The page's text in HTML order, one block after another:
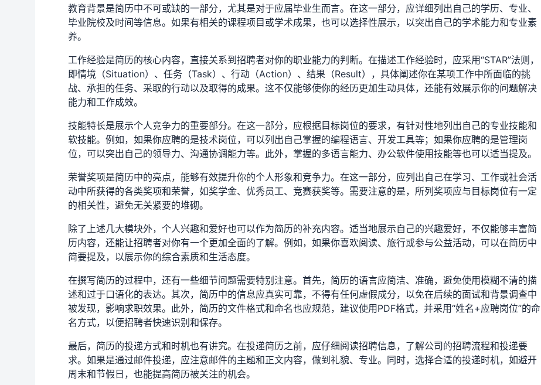
教育背景是简历中不可或缺的一部分，尤其是对于应届毕业生而言。在这一部分，应详细列出自己的学历、专业、
毕业院校及时间等信息。如果有相关的课程项目或学术成果，也可以选择性展示，以突出自己的学术能力和专业素
养。
工作经验是简历的核心内容，直接关系到招聘者对你的职业能力的判断。在描述工作经验时，应采用“STAR”法则，
即情境（Situation）、任务（Task）、行动（Action）、结果（Result），具体阐述你在某项工作中所面临的挑
战、承担的任务、采取的行动以及取得的成果。这不仅能够使你的经历更加生动具体，还能有效展示你的问题解决
能力和工作成效。
技能特长是展示个人竞争力的重要部分。在这一部分，应根据目标岗位的要求，有针对性地列出自己的专业技能和
软技能。例如，如果你应聘的是技术岗位，可以列出自己掌握的编程语言、开发工具等；如果你应聘的是管理岗
位，可以突出自己的领导力、沟通协调能力等。此外，掌握的多语言能力、办公软件使用技能等也可以适当提及。
荣誉奖项是简历中的亮点，能够有效提升你的个人形象和竞争力。在这一部分，应列出自己在学习、工作或社会活
动中所获得的各类奖项和荣誉，如奖学金、优秀员工、竞赛获奖等。需要注意的是，所列奖项应与目标岗位有一定
的相关性，避免无关紧要的堆砌。
除了上述几大模块外，个人兴趣和爱好也可以作为简历的补充内容。适当地展示自己的兴趣爱好，不仅能够丰富简
历内容，还能让招聘者对你有一个更加全面的了解。例如，如果你喜欢阅读、旅行或参与公益活动，可以在简历中
简要提及，以展示你的综合素质和生活态度。
在撰写简历的过程中，还有一些细节问题需要特别注意。首先，简历的语言应简洁、准确，避免使用模糊不清的描
述和过于口语化的表达。其次，简历中的信息应真实可靠，不得有任何虚假成分，以免在后续的面试和背景调查中
被发现，影响求职效果。此外，简历的文件格式和命名也应规范，建议使用PDF格式，并采用“姓名+应聘岗位”的命
名方式，以便招聘者快速识别和保存。
最后，简历的投递方式和时机也有讲究。在投递简历之前，应仔细阅读招聘信息，了解公司的招聘流程和投递要
求。如果是通过邮件投递，应注意邮件的主题和正文内容，做到礼貌、专业。同时，选择合适的投递时机，如避开
周末和节假日，也能提高简历被关注的机会。